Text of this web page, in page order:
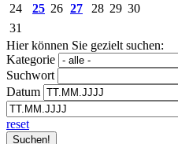
24
25 26 27 28 29 30
31
Hier können Sie gezielt suchen:
Kategorie
Suchwort
Datum
reset